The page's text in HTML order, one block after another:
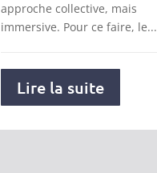
approche collective, mais
immersive. Pour ce faire, le...
Lire la suite